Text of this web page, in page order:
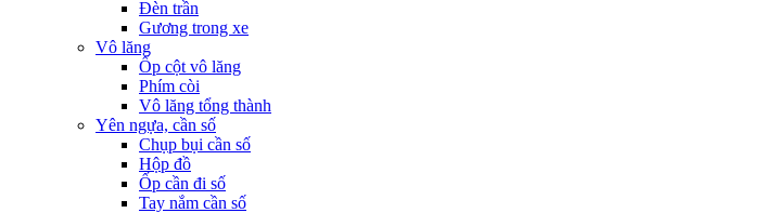
Đèn trần
Gương trong xe
Vô lăng
Ốp cột vô lăng
Phím còi
Vô lăng tổng thành
Yên ngựa, cần số
Chụp bụi cần số
Hộp đồ
Ốp cần đi số
Tay nắm cần số